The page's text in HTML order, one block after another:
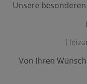
Unsere
Von Ihren